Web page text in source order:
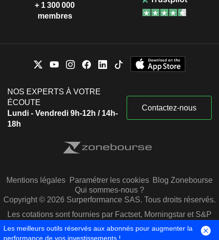
+ 1 300 000
membres
NOS EXPERTS À VOTRE
ÉCOUTE
Lundi - Vendredi 9h-12h / 14h-
18h
Contactez-nous
Mentions légales Paramétrer les cookies Blog Zonebourse
Qui sommes-nous ?
Copyright © 2026 Surperformance SAS. Tous droits réservés.
Les cotations sont fournies par Factset, Morningstar et S&P
Capital IQ
Les meilleurs outils réservés aux abonnés pour augmenter la
performance de vos investissements !